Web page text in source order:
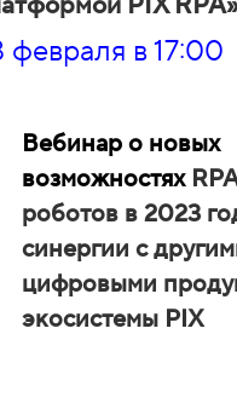
февраля в 17:00
Вебинар о новых
возможностях
роботов в 2023
синергии с
цифровыми
экосистемы PIX